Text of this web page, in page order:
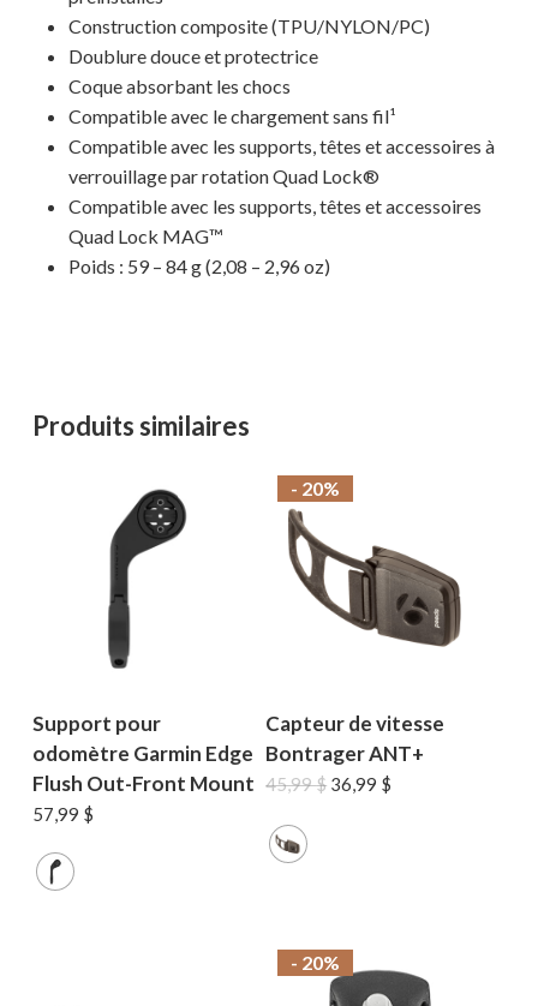
Votre panier est vide.
MAGASINER EN LIGNE
Construction composite (TPU/NYLON/PC)
Doublure douce et protectrice
Coque absorbant les chocs
Compatible avec le chargement sans fil¹
Compatible avec les supports, têtes et accessoires à
verrouillage par rotation Quad Lock®
Compatible avec les supports, têtes et accessoires
Quad Lock MAG™
Poids : 59 – 84 g (2,08 – 2,96 oz)
Produits similaires
Support pour
odomètre Garmin Edge
Flush Out-Front Mount
57,99 $
- 20%
Capteur de vitesse
Bontrager ANT+
45,99$ Le
36,99 $
- 20%